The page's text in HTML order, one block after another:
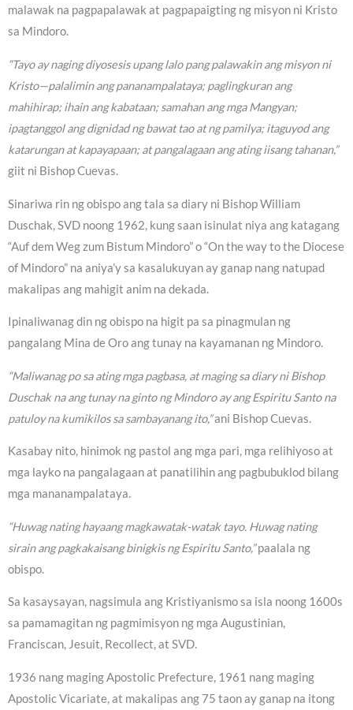
malawak na pagpapalawak at pagpapaigting ng misyon ni Kristo
sa Mindoro.
“Tayo ay naging diyosesis upang lalo pang palawakin ang misyon ni
Kristo—palalimin ang pananampalataya; paglingkuran ang
mahihirap; ihain ang kabataan; samahan ang mga Mangyan;
ipagtanggol ang dignidad ng bawat tao at ng pamilya; itaguyod ang
katarungan at kapayapaan; at pangalagaan ang ating iisang tahanan,”
giit ni Bishop Cuevas.
Sinariwa rin ng obispo ang tala sa diary ni Bishop William
Duschak, SVD noong 1962, kung saan isinulat niya ang katagang
“Auf dem Weg zum Bistum Mindoro” o “On the way to the Diocese
of Mindoro” na aniya’y sa kasalukuyan ay ganap nang natupad
makalipas ang mahigit anim na dekada.
Ipinaliwanag din ng obispo na higit pa sa pinagmulan ng
pangalang Mina de Oro ang tunay na kayamanan ng Mindoro.
“Maliwanag po sa ating mga pagbasa, at maging sa diary ni Bishop
Duschak na ang tunay na ginto ng Mindoro ay ang Espiritu Santo na
patuloy na kumikilos sa sambayanang ito,”ani Bishop Cuevas.
Kasabay nito, hinimok ng pastol ang mga pari, mga relihiyoso at
mga layko na pangalagaan at panatilihin ang pagbubuklod bilang
mga mananampalataya.
“Huwag nating hayaang magkawatak-watak tayo. Huwag nating
sirain ang pagkakaisang binigkis ng Espiritu Santo,”paalala ng
obispo.
Sa kasaysayan, nagsimula ang Kristiyanismo sa isla noong 1600s
sa pamamagitan ng pagmimisyon ng mga Augustinian,
Franciscan, Jesuit, Recollect, at SVD.
1936 nang maging Apostolic Prefecture, 1961 nang maging
Apostolic Vicariate, at makalipas ang 75 taon ay ganap na itong